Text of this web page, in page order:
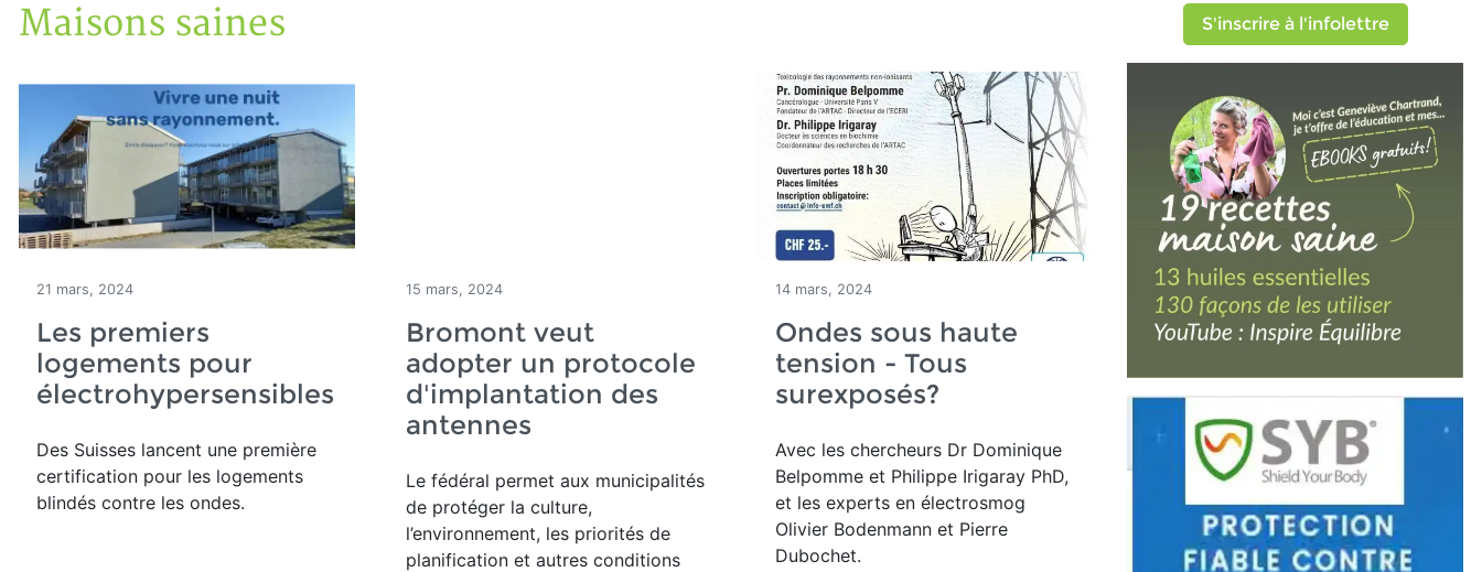
Accueil
Articles
Maisons saines
21 mars, 2024
Les premiers
logements pour
électrohypersensibles
Des Suisses lancent une première
certification pour les logements
blindés contre les ondes.
15 mars, 2024
Bromont veut
adopter un protocole
d'implantation des
antennes
Le fédéral permet aux municipalités
de protéger la culture,
l’environnement, les priorités de
planification et autres conditions
14 mars, 2024
Ondes sous haute
tension - Tous
surexposés?
Avec les chercheurs Dr Dominique
Belpomme et Philippe Irigaray PhD,
et les experts en électrosmog
Olivier Bodenmann et Pierre
Dubochet.
S'inscrire à l'infolettre